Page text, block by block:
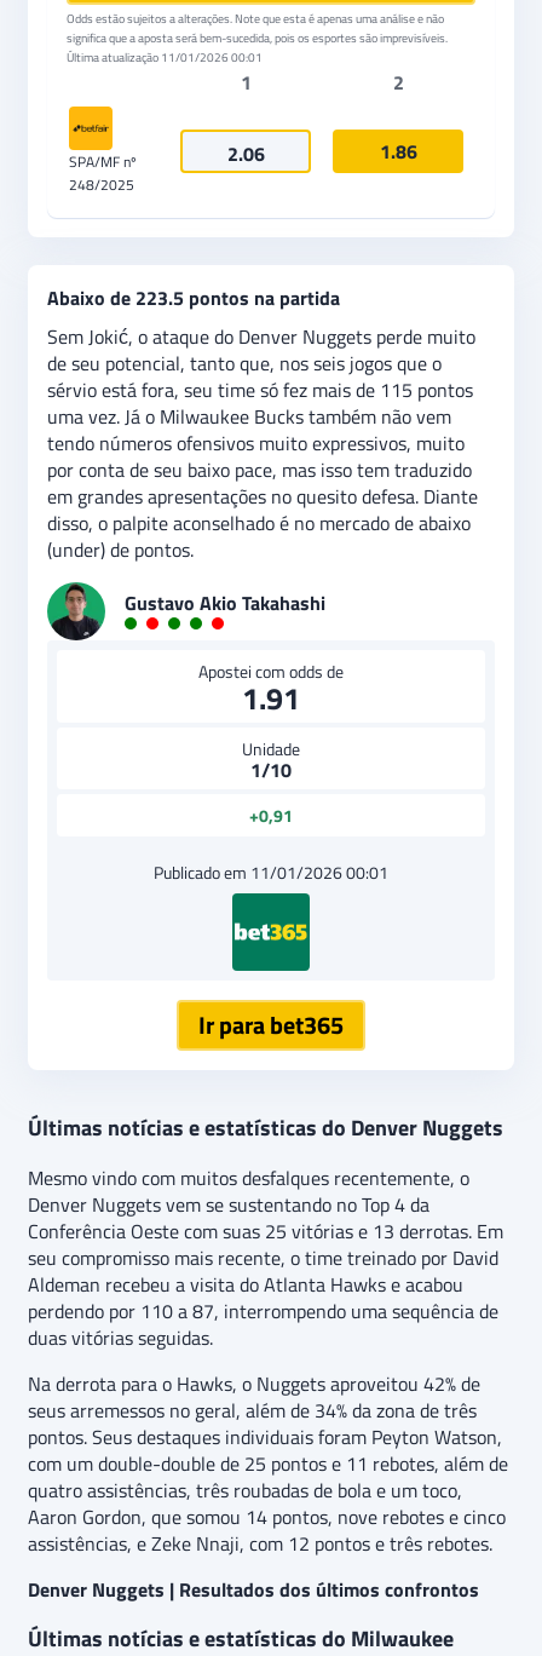
Odds estão sujeitos a alterações. Note que esta é apenas uma análise e não
significa que a aposta será bem-sucedida, pois os esportes são imprevisíveis.
Última atualização 11/01/2026 00:01
1 2
SPA/MF nº
248/2025
2.06 1.86
Abaixo de 223.5 pontos na partida
Sem Jokić, o ataque do Denver Nuggets perde muito
de seu potencial, tanto que, nos seis jogos que o
sérvio está fora, seu time só fez mais de 115 pontos
uma vez. Já o Milwaukee Bucks também não vem
tendo números ofensivos muito expressivos, muito
por conta de seu baixo pace, mas isso tem traduzido
em grandes apresentações no quesito defesa. Diante
disso, o palpite aconselhado é no mercado de abaixo
(under) de pontos.
Gustavo Akio Takahashi
Apostei com odds de
1.91
Unidade
1/10
+0,91
Publicado em 11/01/2026 00:01
Ir para bet365
Últimas notícias e estatísticas do Denver Nuggets
Mesmo vindo com muitos desfalques recentemente, o
Denver Nuggets vem se sustentando no Top 4 da
Conferência Oeste com suas 25 vitórias e 13 derrotas. Em
seu compromisso mais recente, o time treinado por David
Aldeman recebeu a visita do Atlanta Hawks e acabou
perdendo por 110 a 87, interrompendo uma sequência de
duas vitórias seguidas.
Na derrota para o Hawks, o Nuggets aproveitou 42% de
seus arremessos no geral, além de 34% da zona de três
pontos. Seus destaques individuais foram Peyton Watson,
com um double-double de 25 pontos e 11 rebotes, além de
quatro assistências, três roubadas de bola e um toco,
Aaron Gordon, que somou 14 pontos, nove rebotes e cinco
assistências, e Zeke Nnaji, com 12 pontos e três rebotes.
Denver Nuggets | Resultados dos últimos confrontos
Últimas notícias e estatísticas do Milwaukee